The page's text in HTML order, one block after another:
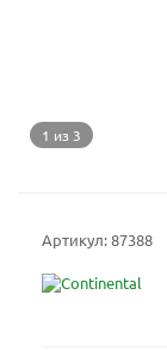
1 из 3
Артикул:87388